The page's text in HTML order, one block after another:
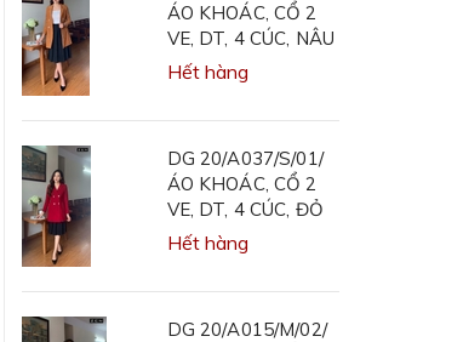
ÁO KHOÁC, CỔ 2
VE, DT, 4 CÚC, NÂU
Hết hàng
DG 20/A037/S/01/
ÁO KHOÁC, CỔ 2
VE, DT, 4 CÚC, ĐỎ
Hết hàng
DG 20/A015/M/02/